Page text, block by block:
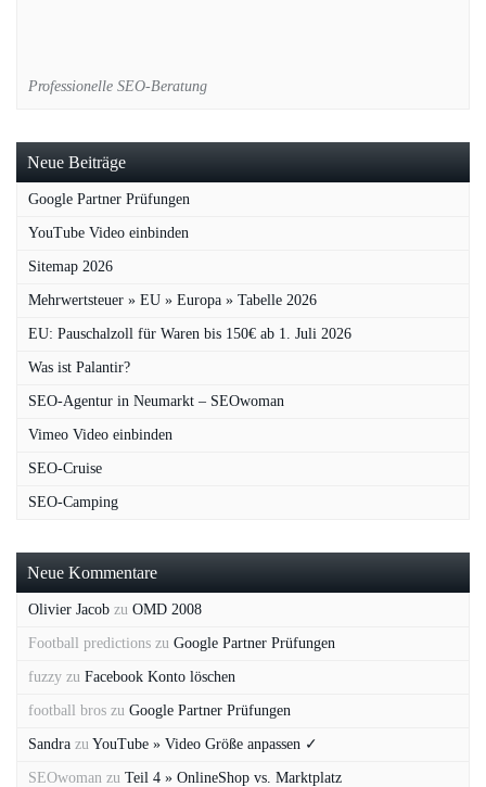
Professionelle SEO-Beratung
Neue Beiträge
Google Partner Prüfungen
YouTube Video einbinden
Sitemap 2026
Mehrwertsteuer » EU » Europa » Tabelle 2026
EU: Pauschalzoll für Waren bis 150€ ab 1. Juli 2026
Was ist Palantir?
SEO-Agentur in Neumarkt – SEOwoman
Vimeo Video einbinden
SEO-Cruise
SEO-Camping
Neue Kommentare
Olivier Jacob zu OMD 2008
Football predictions zu Google Partner Prüfungen
fuzzy zu Facebook Konto löschen
football bros zu Google Partner Prüfungen
Sandra zu YouTube » Video Größe anpassen ✓
SEOwoman zu Teil 4 » OnlineShop vs. Marktplatz